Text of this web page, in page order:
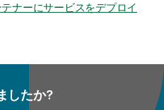
ナーにサービスをデプロイ
したか?